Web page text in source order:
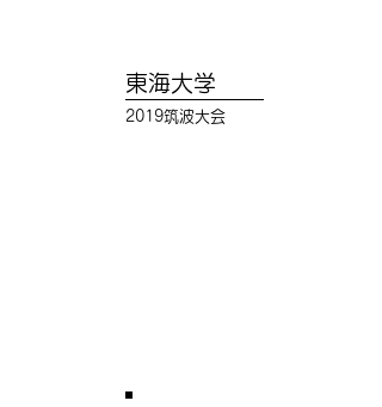
東海大学
2019筑波大会